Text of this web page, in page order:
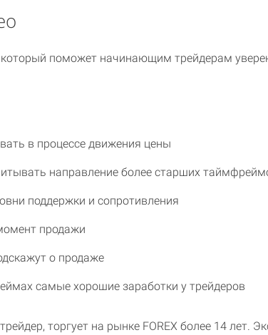
поможет начинающим трейдерам
в процессе движения цены
направление более старших
поддержки и сопротивления
продажи
о продаже
самые хорошие заработки у трейдеров
торгует на рынке FOREX более 14 лет.